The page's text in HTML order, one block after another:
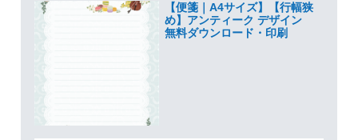
【便箋｜A4サイズ】【行幅狭
め】アンティーク デザイン
無料ダウンロード・印刷